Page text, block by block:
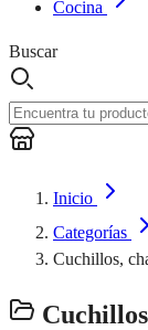
Cocina
Buscar
Inicio
Categorías
Cuchillos,